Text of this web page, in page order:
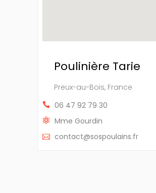
Je dispose d'un
(oui/non)
Poulinière Tarie
Preux-au-Bois, France
06 47 92 79 30
Mme Gourdin
contact@sospoulains.fr